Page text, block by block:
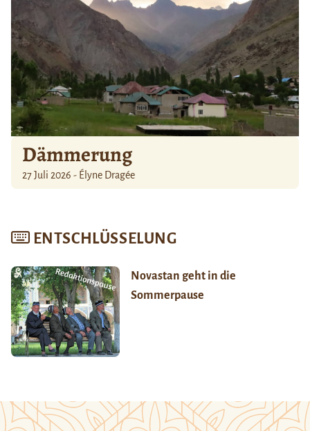
Dämmerung
27 Juli 2026 - Élyne Dragée
ENTSCHLÜSSELUNG
Novastan geht in die
Sommerpause